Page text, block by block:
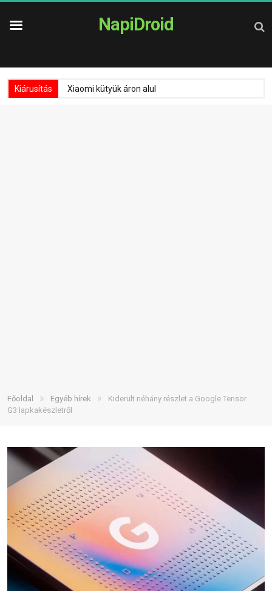
NapiDroid
Kiárusítás Xiaomi kütyük áron alul
Főoldal » Egyéb hírek »
Kiderült néhány részlet a Google Tensor
G3 lapkakészletről